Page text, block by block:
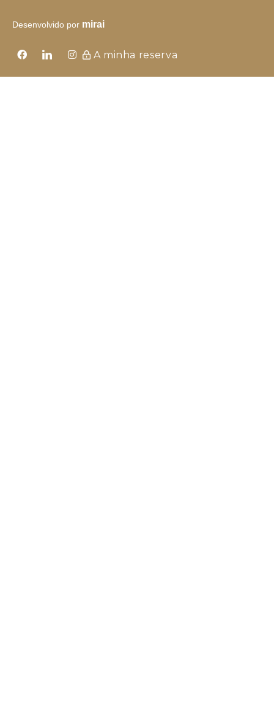
Desenvolvido por mirai
A minha reserva